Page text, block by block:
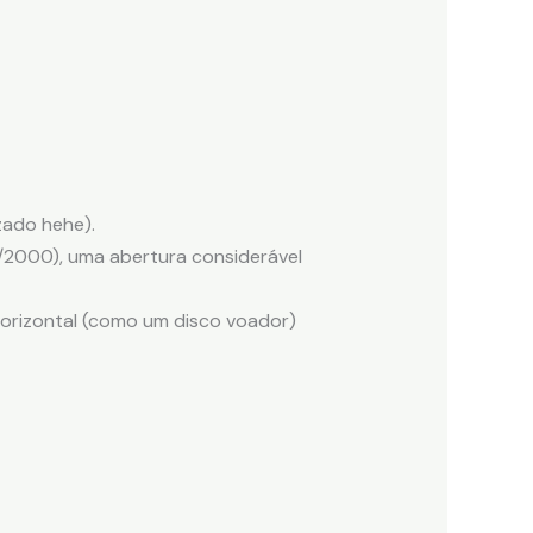
hehe).
uma abertura considerável
(como um disco voador)